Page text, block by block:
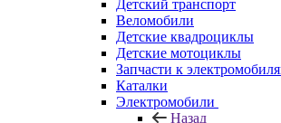
Детский транспорт
Веломобили
Детские квадроциклы
Детские мотоциклы
Запчасти к
Каталки
Электромобили
Назад